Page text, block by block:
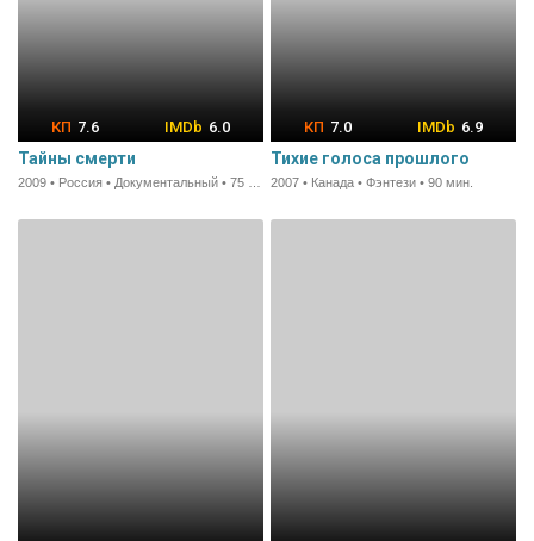
7.6 6.0
Тайны смерти
7.0 6.9
Тихие голоса прошлого
2007 • Канада • Фэнтези • 90 мин.